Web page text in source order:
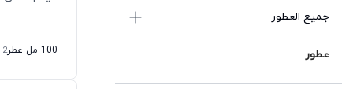
جميع العطور
عطور
100 مل عطر